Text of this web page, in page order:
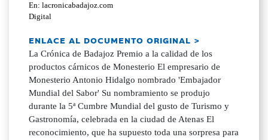
En: lacronicabadajoz.com
Digital
ENLACE AL DOCUMENTO ORIGINAL >
La Crónica de Badajoz Premio a la calidad de los
productos cárnicos de Monesterio El empresario de
Monesterio Antonio Hidalgo nombrado 'Embajador
Mundial del Sabor' Su nombramiento se produjo
durante la 5ª Cumbre Mundial del gusto de Turismo y
Gastronomía, celebrada en la ciudad de Atenas El
reconocimiento, que ha supuesto toda una sorpresa para